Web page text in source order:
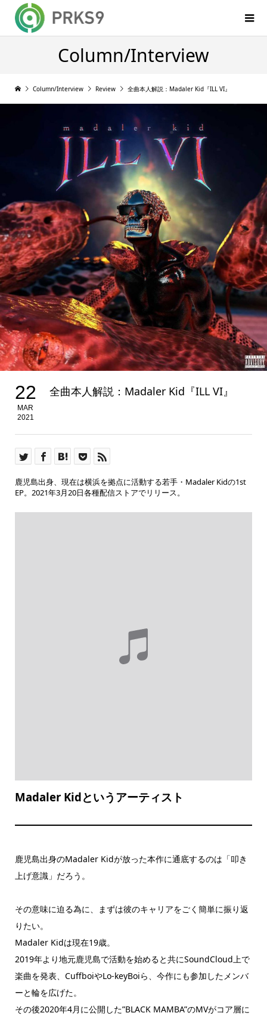
Column/Interview
Column/Interview Review 全曲本人解説：Madaler Kid『ILL VI』
22
MAR
2021
全曲本人解説：Madaler Kid『ILL VI』
鹿児島出身、現在は横浜を拠点に活動する若手・Madaler Kidの1st
EP。2021年3月20日各種配信ストアでリリース。
Madaler Kidというアーティスト
鹿児島出身のMadaler Kidが放った本作に通底するのは「叩き
上げ意識」だろう。
その意味に迫る為に、まずは彼のキャリアをごく簡単に振り返
りたい。
Madaler Kidは現在19歳。
2019年より地元鹿児島で活動を始めると共にSoundCloud上で
楽曲を発表、CuffboiやLo-keyBoiら、今作にも参加したメンバ
ーと輪を広げた。
その後2020年4月に公開した”BLACK MAMBA”のMVがコア層に